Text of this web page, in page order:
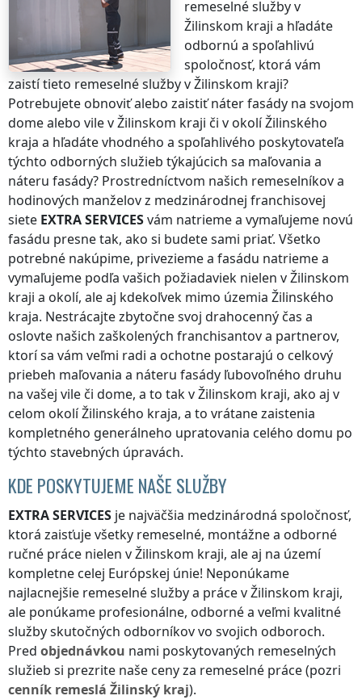
remeselné službyv
Žilinskom kraji a hľadáte
odbornú a spoľahlivú
spoločnosť, ktorá vám
zaistí tieto remeselné službyv Žilinskom kraji?
Potrebujete obnoviť alebo zaistiť náter fasády na svojom
dome alebo vilev Žilinskom kraji či v okolíŽilinského
kraja a hľadáte vhodného a spoľahlivého poskytovateľa
týchto odborných služieb týkajúcich sa maľovania a
náteru fasády? Prostredníctvom našich remeselníkov a
hodinových manželov z medzinárodnej franchisovej
siete EXTRA SERVICESvám natrieme a vymaľujeme novú
fasádu presne tak, ako si budete sami priať. Všetko
potrebné nakúpime, privezieme a fasádu natrieme a
vymaľujeme podľa vašich požiadaviek nielen v Žilinskom
kraji a okolí, ale aj kdekoľvek mimo územia Žilinského
kraja. Nestrácajte zbytočne svoj drahocenný čas a
oslovte našich zaškolených franchisantov a partnerov,
ktorí sa vám veľmi radi a ochotne postarajú o celkový
priebeh maľovania a náteru fasády ľubovoľného druhu
na vašej vile či dome, a to takv Žilinskom kraji, ako aj v
celom okolíŽilinského kraja, a to vrátane zaistenia
kompletného generálneho upratovania celého domu po
týchto stavebných úpravách.
KDE POSKYTUJEME NAŠE SLUŽBY
EXTRA SERVICES je najväčšia medzinárodná spoločnosť,
ktorá zaisťuje všetky remeselné, montážne a odborné
ručné práce nielen v Žilinskom kraji, ale aj na území
kompletne celej Európskej únie! Neponúkame
najlacnejšie remeselné služby a prácev Žilinskom kraji,
ale ponúkame profesionálne, odborné a veľmi kvalitné
služby skutočných odborníkov vo svojich odboroch.
Pred objednávkou nami poskytovaných remeselných
služieb si prezrite naše ceny za remeselné práce (pozri
cenník remeslá Žilinský kraj).